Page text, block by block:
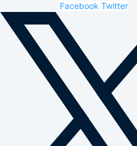
Facebook Twitter